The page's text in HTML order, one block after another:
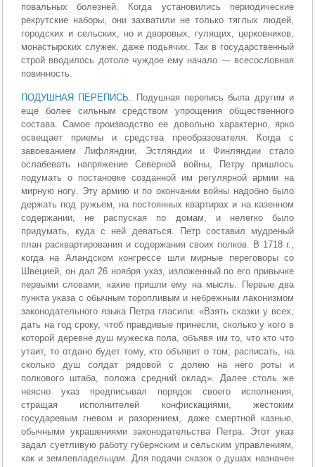
повальных болезней. Когда установились периодические
рекрутские наборы, они захватили не только тяглых людей,
городских и сельских, но и дворовых, гулящих, церковников,
монастырских служек, даже подьячих. Так в государственный
строй вводилось дотоле чуждое ему начало — всесословная
повинность.
ПОДУШНАЯ ПЕРЕПИСЬ.
Подушная перепись была другим и
еще более сильным средством упрощения общественного
состава. Самое производство ее довольно характерно, ярко
освещает приемы и средства преобразователя. Когда с
завоеванием Лифляндии, Эстляндии и Финляндии стало
ослабевать напряжение Северной войны, Петру пришлось
подумать о постановке созданной им регулярной армии на
мирную ногу. Эту армию и по окончании войны надобно было
держать под ружьем, на постоянных квартирах и на казенном
содержании, не распуская по домам, и нелегко было
придумать, куда с ней деваться. Петр составил мудреный
план расквартирования и содержания своих полков. В 1718 г.,
когда на Аландском конгрессе шли мирные переговоры со
Швецией, он дал 26 ноября указ, изложенный по его привычке
первыми словами, какие пришли ему на мысль. Первые два
пункта указа с обычным торопливым и небрежным лаконизмом
законодательного языка Петра гласили: «Взять сказки у всех,
дать на год сроку, чтоб правдивые принесли, сколько у кого в
которой деревне душ мужеска пола, объявя им то, что кто что
утаит, то отдано будет тому, кто объявит о том; расписать, на
сколько душ солдат рядовой с долею на него роты и
полкового штаба, положа средний оклад». Далее столь же
неясно указ предписывал порядок своего исполнения,
стращая исполнителей конфискациями, жестоким
государевым гневом и разорением, даже смертной казнью,
обычными украшениями законодательства Петра. Этот указ
задал суетливую работу губернским и сельским управлениям,
как и землевладельцам. Для подачи сказок о душах назначен